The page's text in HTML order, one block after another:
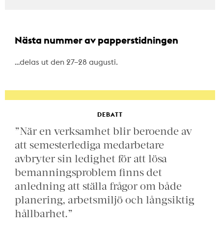
Nästa nummer av papperstidningen
…delas ut den 27–28 augusti.
DEBATT
”När en verksamhet blir beroende av
att semesterlediga medarbetare
avbryter sin ledighet för att lösa
bemanningsproblem finns det
anledning att ställa frågor om både
planering, arbetsmiljö och långsiktig
hållbarhet.”